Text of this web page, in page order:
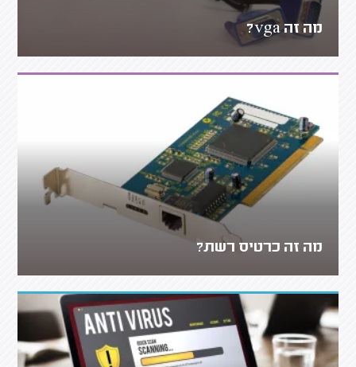
מה זה vga?
מה זה כרטיס רשת?